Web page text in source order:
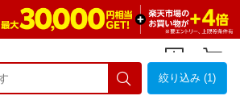
ログイン
絞り込み (1)